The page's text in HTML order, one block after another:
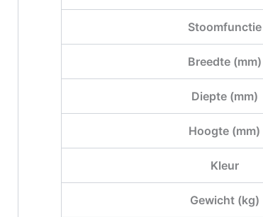
Stoomfunctie
Breedte (mm)
Diepte (mm)
Hoogte (mm)
Kleur
Gewicht (kg)